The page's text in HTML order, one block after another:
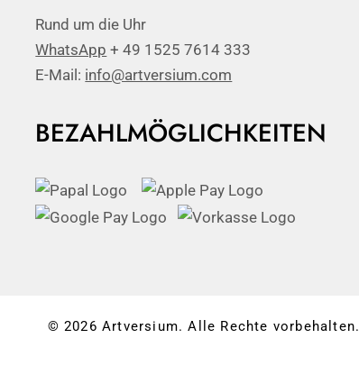
Rund um die Uhr
WhatsApp + 49 1525 7614 333
E-Mail: info@artversium.com
BEZAHLMÖGLICHKEITEN
© 2026 Artversium. Alle Rechte vorbehalten.